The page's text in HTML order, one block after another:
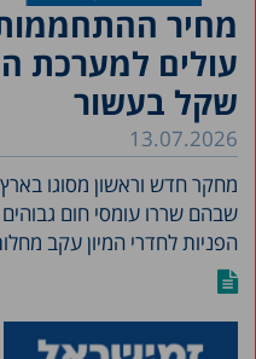
מחיר
שקל בעשור
13.07.2026
מחקר חדש וראשון מסוגו
שבהם שררו עומסי חום
הפניות לחדרי המיון עקב